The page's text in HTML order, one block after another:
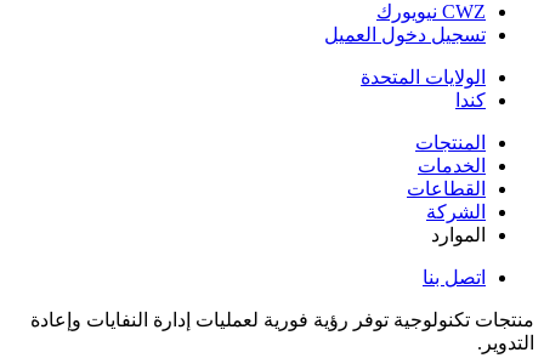
CWZ نيويورك
تسجيل دخول العميل
الولايات المتحدة
كندا
المنتجات
الخدمات
القطاعات
الشركة
الموارد
اتصل بنا
منتجات تكنولوجية توفر رؤية فورية لعمليات إدارة النفايات وإعادة
التدوير.